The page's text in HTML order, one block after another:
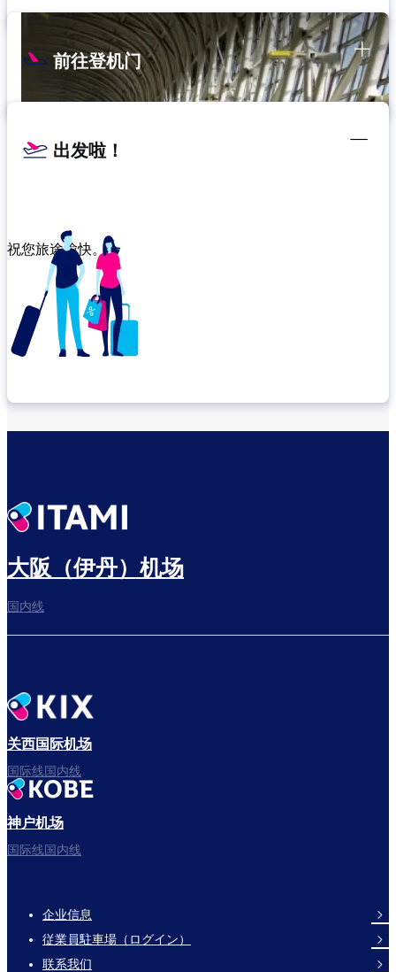
前往登机门
出发啦！
祝您旅途愉快。
前往登机门
祝您旅途愉快。
大阪（伊丹）机场
国内线
关西国际机场
国际线国内线
神户机场
国际线国内线
Footer
Links
企业信息
従業員駐車場（ログイン）
联系我们